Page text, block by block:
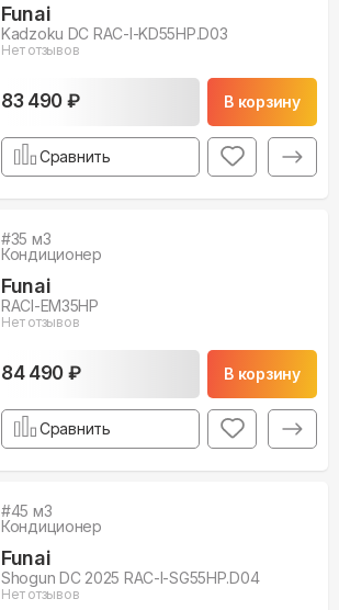
Funai
Kadzoku DC RAC-I-KD55HP.D03
Нет отзывов
83 490 ₽ В корзину
Сравнить
#35 м3
Кондиционер
Funai
RACI-EM35HP
Нет отзывов
84 490 ₽ В корзину
Сравнить
#45 м3
Кондиционер
Funai
Shogun DC 2025 RAC-I-SG55HP.D04
Нет отзывов